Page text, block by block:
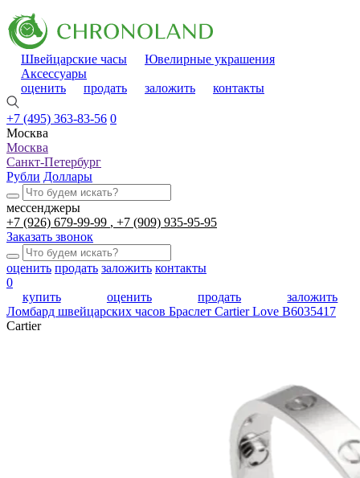
Швейцарские часы
Ювелирные украшения
Аксессуары
оценить
продать заложить контакты
+7 (495) 363-83-56 0
Москва
Москва
Санкт-Петербург
Рубли Доллары
мессенджеры
+7 (926) 679-99-99
+7 (909) 935-95-95
Заказать звонок
оценить продать заложить контакты
0
купить
оценить продать
заложить
Ломбард швейцарских часов Браслет Cartier Love B6035417
Cartier